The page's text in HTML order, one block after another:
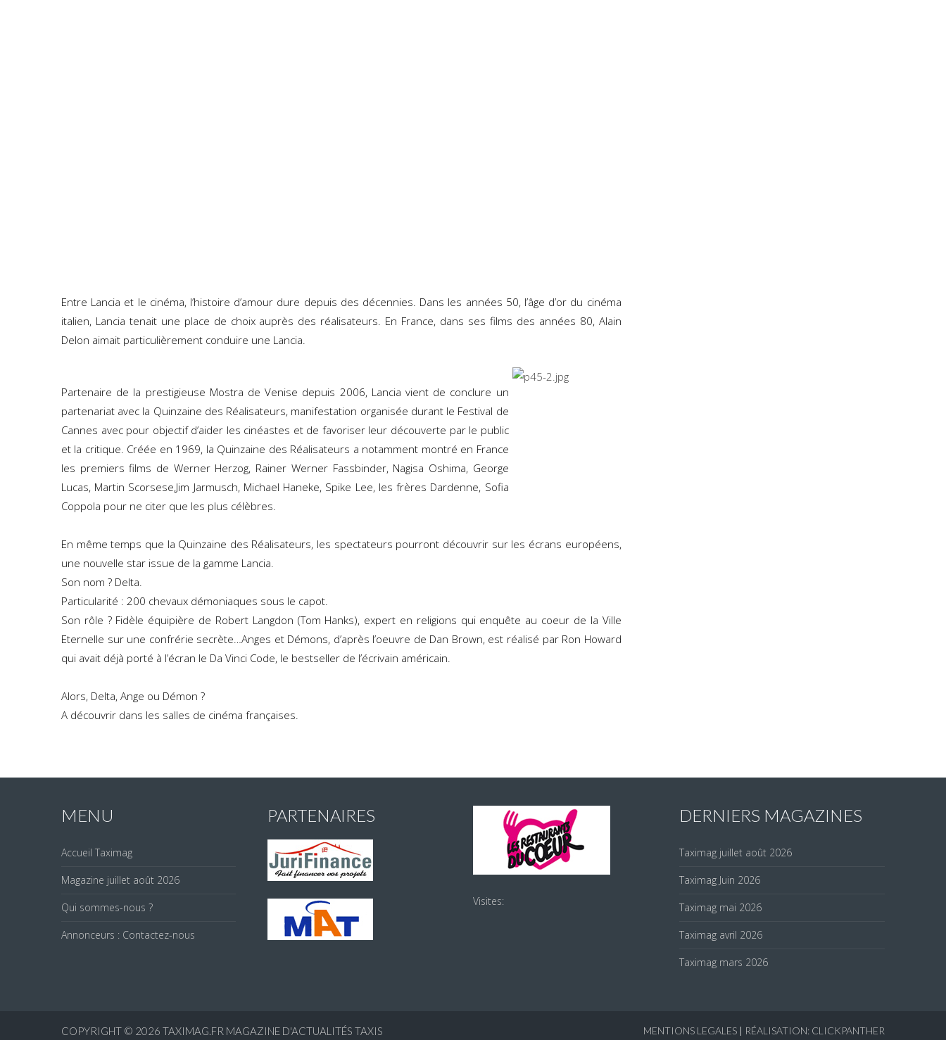
Entre Lancia et le cinéma, l’histoire d’amour dure depuis des décennies. Dans les années 50, l’âge d’or du cinéma
italien, Lancia tenait une place de choix auprès des réalisateurs. En France, dans ses films des années 80, Alain
Delon aimait particulièrement conduire une Lancia.
Partenaire de la prestigieuse Mostra de Venise depuis 2006, Lancia vient de conclure un
partenariat avec la Quinzaine des Réalisateurs, manifestation organisée durant le Festival de
Cannes avec pour objectif d’aider les cinéastes et de favoriser leur découverte par le public
et la critique. Créée en 1969, la Quinzaine des Réalisateurs a notamment montré en France
les premiers films de Werner Herzog, Rainer Werner Fassbinder, Nagisa Oshima, George
Lucas, Martin Scorsese,Jim Jarmusch, Michael Haneke, Spike Lee, les frères Dardenne, Sofia
Coppola pour ne citer que les plus célèbres.
En même temps que la Quinzaine des Réalisateurs, les spectateurs pourront découvrir sur les écrans européens,
une nouvelle star issue de la gamme Lancia.
Son nom ? Delta.
Particularité : 200 chevaux démoniaques sous le capot.
Son rôle ? Fidèle équipière de Robert Langdon (Tom Hanks), expert en religions qui enquête au coeur de la Ville
Eternelle sur une confrérie secrète…Anges et Démons, d’après l’oeuvre de Dan Brown, est réalisé par Ron Howard
qui avait déjà porté à l’écran le Da Vinci Code, le bestseller de l’écrivain américain.
Alors, Delta, Ange ou Démon ?
A découvrir dans les salles de cinéma françaises.
MENU
Accueil Taximag
Magazine juillet août 2026
Qui sommes-nous ?
Annonceurs : Contactez-nous
PARTENAIRES
Visites:
DERNIERS MAGAZINES
Taximag juillet août 2026
Taximag Juin 2026
Taximag mai 2026
Taximag avril 2026
Taximag mars 2026
MENTIONS LEGALES | RÉALISATION: CLICKPANTHER
COPYRIGHT © 2026 TAXIMAG.FR MAGAZINE D'ACTUALITÉS TAXIS